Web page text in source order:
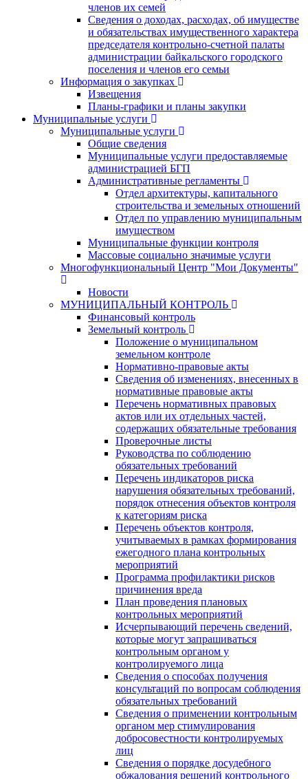
членов их семей
Сведения о доходах, расходах, об имуществе
и обязательствах имущественного характера
председателя контрольно-счетной палаты
администрации байкальского городского
поселения и членов его семьи
Информация о закупках
Извещения
Планы-графики и планы закупки
Муниципальные услуги
Муниципальные услуги
Общие сведения
Муниципальные услуги предоставляемые
администрацией БГП
Административные регламенты
Отдел архитектуры, капитального
строительства и земельных отношений
Отдел по управлению муниципальным
имуществом
Муниципальные функции контроля
Массовые социально значимые услуги
Многофункциональный Центр "Мои Документы"
Новости
МУНИЦИПАЛЬНЫЙ КОНТРОЛЬ
Финансовый контроль
Земельный контроль
Положение о муниципальном
земельном контроле
Нормативно-правовые акты
Сведения об изменениях, внесенных в
нормативные правовые акты
Перечень нормативных правовых
актов или их отдельных частей,
содержащих обязательные требования
Проверочные листы
Руководства по соблюдению
обязательных требований
Перечень индикаторов риска
нарушения обязательных требований,
порядок отнесения объектов контроля
к категориям риска
Перечень объектов контроля,
учитываемых в рамках формирования
ежегодного плана контрольных
мероприятий
Программа профилактики рисков
причинения вреда
План проведения плановых
контрольных мероприятий
Исчерпывающий перечень сведений,
которые могут запрашиваться
контрольным органом у
контролируемого лица
Сведения о способах получения
консультаций по вопросам соблюдения
обязательных требований
Сведения о применении контрольным
органом мер стимулирования
добросовестности контролируемых
лиц
Сведения о порядке досудебного
обжалования решений контрольного